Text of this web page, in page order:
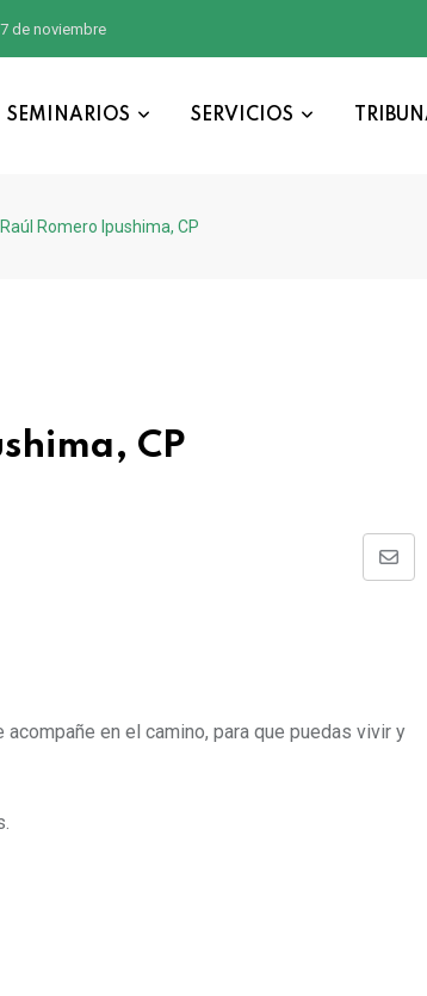
de noviembre
SEMINARIOS SERVICIOS
Romero Ipushima, CP
CP
en el camino, para que puedas vivir y